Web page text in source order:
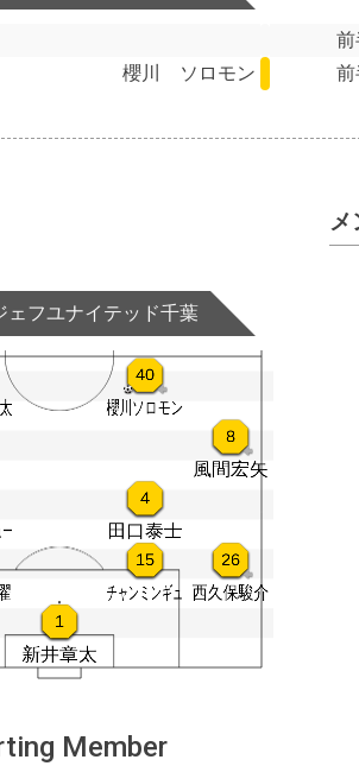
櫻川 ソロモン
メ
ェフユナイテッド千葉
Member